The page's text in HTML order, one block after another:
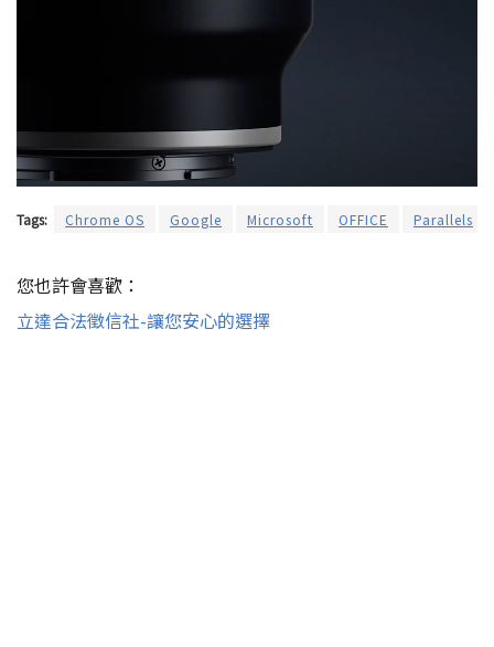
Tags: Chrome OS Google Microsoft OFFICE Parallels
您也許會喜歡：
立達合法徵信社-讓您安心的選擇